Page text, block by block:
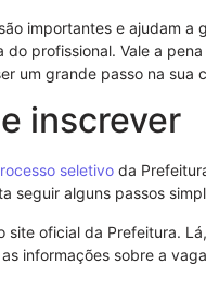
importantes e ajudam a
profissional. Vale a
um grande passo na sua
inscrever
seletivo da
seguir alguns passos
site oficial da Prefeitura.
informações sobre a